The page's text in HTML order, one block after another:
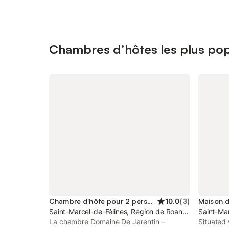
Chambres d’hôtes les plus
Chambre d’hôte pour 2 personnes 10.0(3)
Saint-Marcel-de-Félines, Région de Roanne
La chambre Domaine De Jarentin –
Saint-
Situated